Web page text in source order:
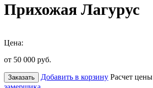
Прихожая Лагурус
Цена:
от 50 000 руб.
Заказать Добавить в корзину Расчет цены